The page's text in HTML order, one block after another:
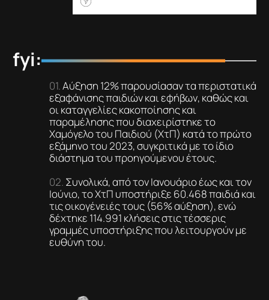
fyi:
Αύξηση 12% παρουσίασαν τα περιστατικά
εξαφάνισης παιδιών και εφήβων, καθώς και
οι καταγγελίες κακοποίησης και
παραμέλησης που διαχειρίστηκε το
Χαμόγελο του Παιδιού (ΧτΠ) κατά το πρώτο
εξάμηνο του 2023, συγκριτικά με το ίδιο
διάστημα του προηγούμενου έτους.
Συνολικά, από τον Ιανουάριο έως και τον
Ιούνιο, το ΧτΠ υποστήριξε 60.468 παιδιά και
τις οικογένειές τους (56% αύξηση), ενώ
δέχτηκε 114.991 κλήσεις στις τέσσερις
γραμμές υποστήριξης που λειτουργούν με
ευθύνη του.